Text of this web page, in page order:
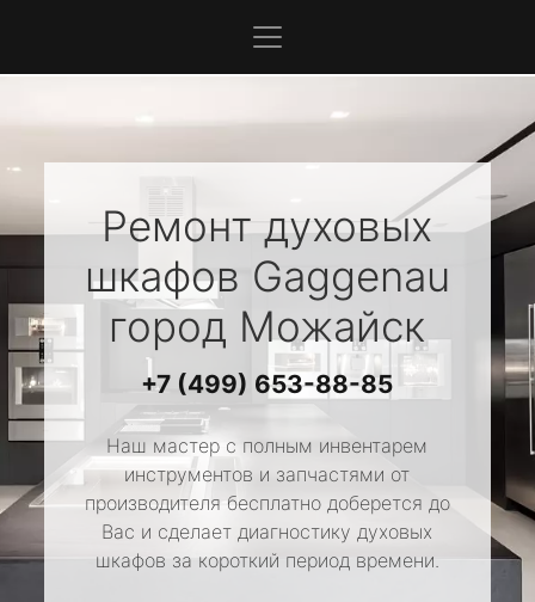
Ремонт духовых
шкафов Gaggenau
город Можайск
+7 (499) 653-88-85
Наш мастер с полным инвентарем
инструментов и запчастями от
производителя бесплатно доберется до
Вас и сделает диагностику духовых
шкафов за короткий период времени.